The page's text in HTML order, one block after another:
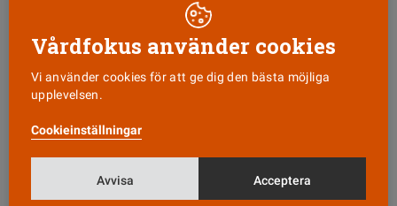
Läs senaste numret
Nyhetsbrev
Vårdfokus använder cookies
Vi använder cookies för att ge dig den bästa möjliga
upplevelsen.
Cookieinställningar
Avvisa Acceptera